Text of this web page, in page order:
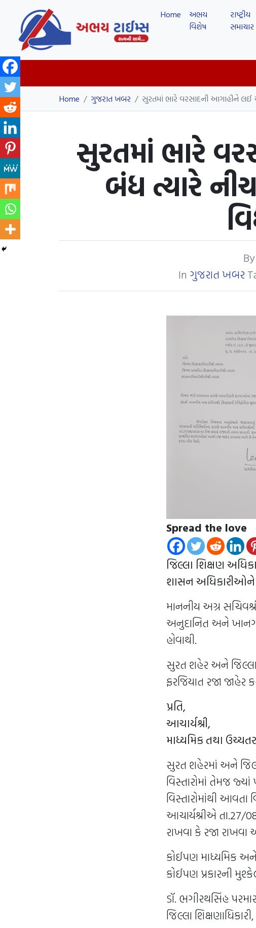
Home
અભય
વિશેષ
રાષ્ટ્રીય
સમાચાર
Home / ગુજરાત ખબર / સુરતમાં ભારે વરસાદની આગાહીને લઈ
સુરતમાં ભારે
બંધ ત્યારે
By
In ગુજરાત ખબર
Spread the love
જિલ્લા શિક્ષણ
શાસન
માનનીય અગ્ર
અનુદાનિત અને
હોવાથી.
સુરત શહેર અને
ફરજિયાત રજા જાહેર
પ્રતિ,
આચાર્યશ્રી,
માધ્યમિક તથા
સુરત શહેરમાં અને
વિસ્તારોમાં તેમજ
વિસ્તારોમાંથી આવતા
આચાર્યશ્રીએ તા.27/
રાખવા કે રજા રાખવા
કોઈપણ માધ્યમિક અને
કોઈપણ પ્રકારની
ડૉ. ભગીરથસિંહ પરમાર
જિલ્લા